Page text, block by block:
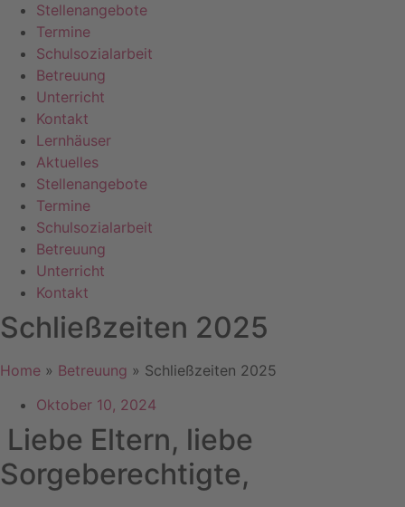
Stellenangebote
Termine
Schulsozialarbeit
Betreuung
Unterricht
Kontakt
Lernhäuser
Aktuelles
Stellenangebote
Termine
Schulsozialarbeit
Betreuung
Unterricht
Kontakt
Schließzeiten 2025
Home » Betreuung » Schließzeiten 2025
Oktober 10, 2024
Liebe Eltern, liebe
Sorgeberechtigte,